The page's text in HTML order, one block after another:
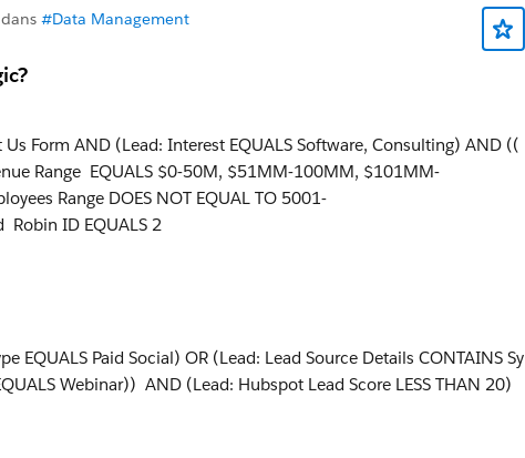
#Data Management
Us Form AND (Lead: Interest EQUALS Software, Consulting) AND ((
Range EQUALS $0‐50M, $51MM‐100MM, $101MM‐
Range DOES NOT EQUAL TO 5001‐
Robin ID EQUALS 2
EQUALS Paid Social) OR (Lead: Lead Source Details CONTAINS Sy
Webinar)) AND (Lead: Hubspot Lead Score LESS THAN 20)